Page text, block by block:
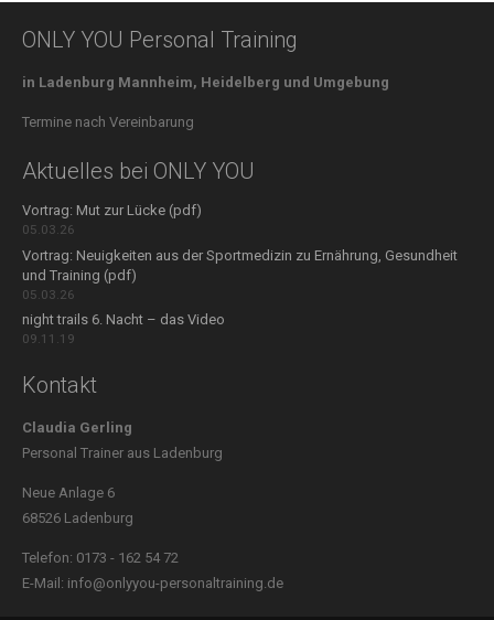
ONLY YOU Personal Training
in Ladenburg Mannheim, Heidelberg und Umgebung
Termine nach Vereinbarung
Aktuelles bei ONLY YOU
Vortrag: Mut zur Lücke (pdf)
05.03.26
Vortrag: Neuigkeiten aus der Sportmedizin zu Ernährung, Gesundheit
und Training (pdf)
05.03.26
night trails 6. Nacht – das Video
09.11.19
Kontakt
Claudia Gerling
Personal Trainer aus Ladenburg
Neue Anlage 6
68526 Ladenburg
Telefon: 0173 - 162 54 72
E-Mail: info@onlyyou-personaltraining.de